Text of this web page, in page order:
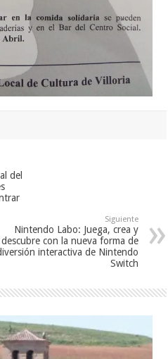
del
Siguiente
Nintendo Labo: Juega, crea y
descubre con la nueva forma de
interactiva de Nintendo
Switch